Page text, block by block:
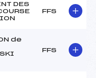
DES
FFS
de
SKI
FFS